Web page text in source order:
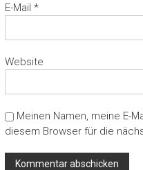
E-Mail *
Website
Meinen Namen, meine E-
diesem Browser für die